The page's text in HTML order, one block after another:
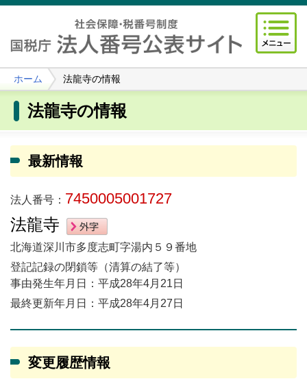
ホーム 法龍寺の情報
法龍寺の情報
最新情報
法人番号： 7450005001727
法龍寺
北海道深川市多度志町字湯内５９番地
登記記録の閉鎖等（清算の結了等）
事由発生年月日：平成28年4月21日
最終更新年月日：平成28年4月27日
変更履歴情報